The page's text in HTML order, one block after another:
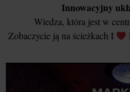
Innowacyjny
Wiedza, która jest w
Zobaczycie ją na ścieżkach I